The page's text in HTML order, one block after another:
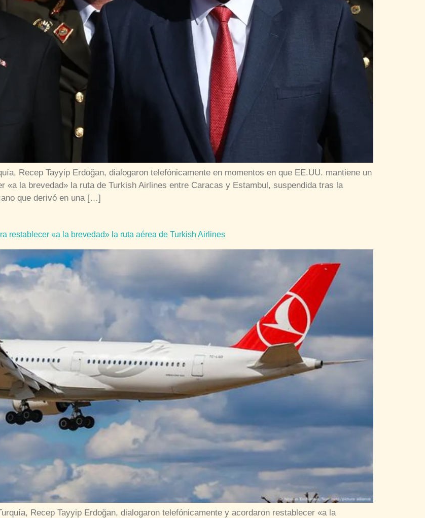
Recep Tayyip Erdoğan, dialogaron telefónicamente en momentos en que EE.UU. mantiene un
«a la brevedad» la ruta de Turkish Airlines entre Caracas y Estambul, suspendida tras la
que derivó en una […]
restablecer «a la brevedad» la ruta aérea de Turkish Airlines
Recep Tayyip Erdoğan, dialogaron telefónicamente y acordaron restablecer «a la